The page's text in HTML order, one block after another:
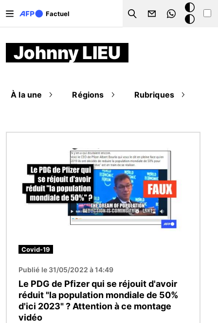
Factuel
Search
Mode
sombre
Johnny LIEU
À la une Régions Rubriques
Covid-19
Publié le 31/05/2022 à 14:49
Le PDG de Pfizer qui se réjouit d'avoir
réduit "la population mondiale de 50%
d'ici 2023" ? Attention à ce montage
vidéo